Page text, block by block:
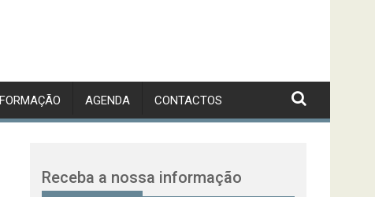
FORMAÇÃO AGENDA CONTACTOS
Receba a nossa informação